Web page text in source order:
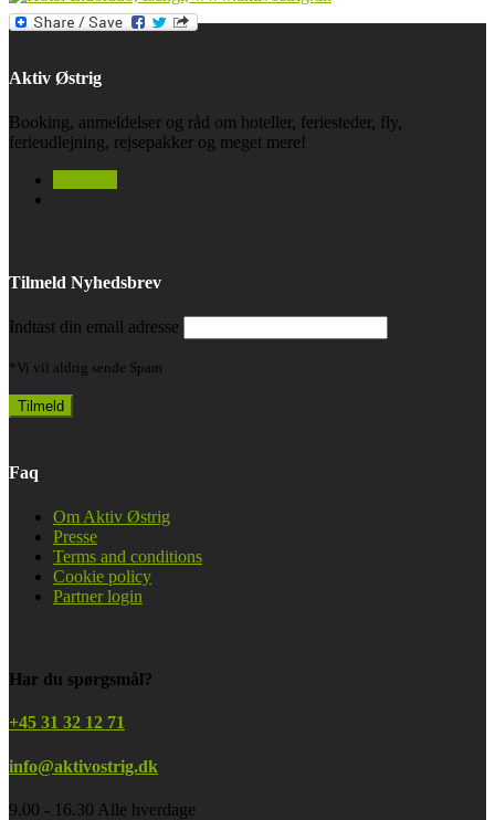
Aktiv Østrig
Booking, anmeldelser og råd om hoteller, feriesteder, fly,
ferieudlejning, rejsepakker og meget mere!
Tilmeld Nyhedsbrev
Indtast din email adresse
*Vi vil aldrig sende Spam
Faq
Om Aktiv Østrig
Presse
Terms and conditions
Cookie policy
Partner login
Har du spørgsmål?
+45 31 32 12 71
info@aktivostrig.dk
9.00 - 16.30 Alle hverdage